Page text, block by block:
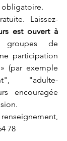
obligatoire.
Laissez-
est ouvert à
groupes de
participation
(par exemple
"adulte-
encouragée
78